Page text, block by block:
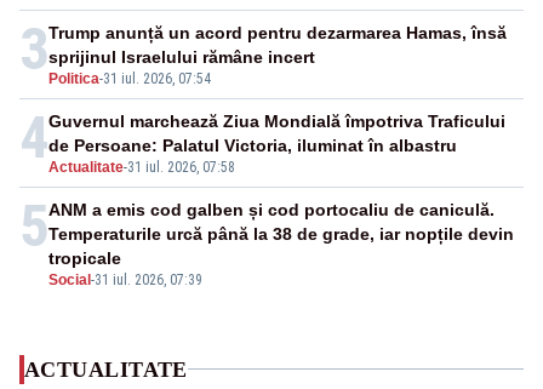
3Politica-31 iul. 2026, 07:54
Trump anunță un acord pentru dezarmarea Hamas, însă
sprijinul Israelului rămâne incert
4Actualitate-31 iul. 2026, 07:58
Guvernul marchează Ziua Mondială împotriva Traficului
de Persoane: Palatul Victoria, iluminat în albastru
5
Social-31 iul. 2026, 07:39
ANM a emis cod galben și cod portocaliu de caniculă.
Temperaturile urcă până la 38 de grade, iar nopțile devin
tropicale
ACTUALITATE